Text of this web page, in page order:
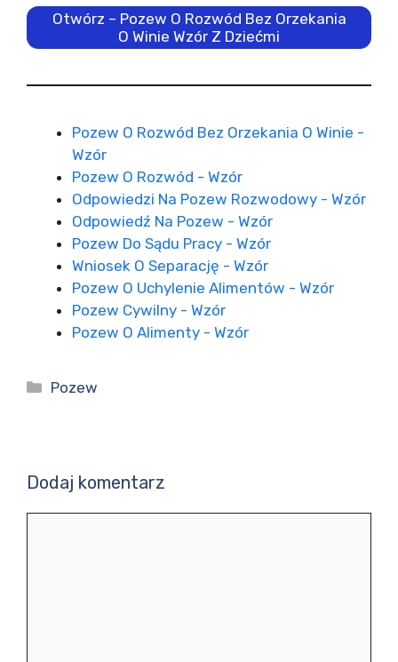
Otwórz – Pozew O Rozwód Bez Orzekania
O Winie Wzór Z Dziećmi
Pozew O Rozwód Bez Orzekania O Winie -
Wzór
Pozew O Rozwód - Wzór
Odpowiedzi Na Pozew Rozwodowy - Wzór
Odpowiedź Na Pozew - Wzór
Pozew Do Sądu Pracy - Wzór
Wniosek O Separację - Wzór
Pozew O Uchylenie Alimentów - Wzór
Pozew Cywilny - Wzór
Pozew O Alimenty - Wzór
Kategorie
Pozew
Dodaj komentarz